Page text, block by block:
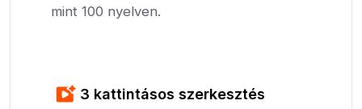
mint 100 nyelven.
3 kattintásos szerkesztés